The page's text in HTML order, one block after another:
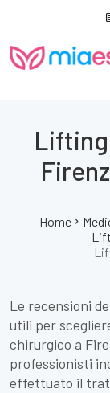
Home
Le recensioni
utili per
chirurgico a
professionisti
effettuato il